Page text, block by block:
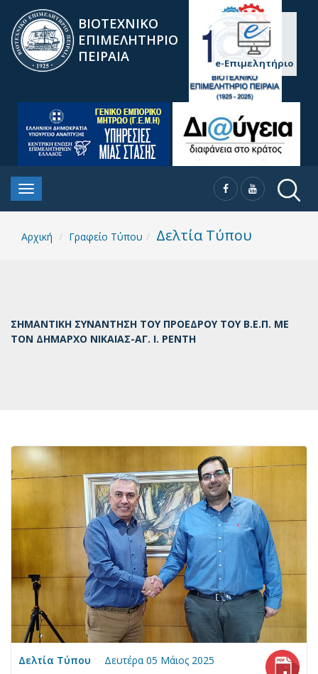
ΒΙΟΤΕΧΝΙΚΟ
ΕΠΙΜΕΛΗΤΗΡΙΟ
ΠΕΙΡΑΙΑ
e-Επιμελητήριο
Αρχική Γραφείο Τύπου Δελτία Τύπου
ΣΗΜΑΝΤΙΚΗ ΣΥΝΑΝΤΗΣΗ ΤΟΥ ΠΡΟΕΔΡΟΥ ΤΟΥ Β.Ε.Π. ΜΕ
ΤΟΝ ΔΗΜΑΡΧΟ ΝΙΚΑΙΑΣ-ΑΓ. Ι. ΡΕΝΤΗ
Δελτία Τύπου Δευτέρα 05 Μάιος 2025